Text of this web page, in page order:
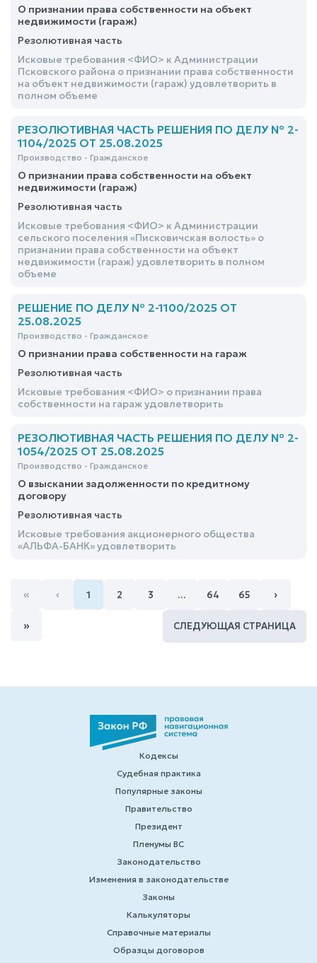
О признании права собственности на объект
недвижимости (гараж)
Резолютивная часть
Исковые требования <ФИО> к Администрации
Псковского района о признании права собственности
на объект недвижимости (гараж) удовлетворить в
полном объеме
РЕЗОЛЮТИВНАЯ ЧАСТЬ РЕШЕНИЯ ПО ДЕЛУ № 2-
1104/2025 ОТ 25.08.2025
Производство - Гражданское
О признании права собственности на объект
недвижимости (гараж)
Резолютивная часть
Исковые требования <ФИО> к Администрации
сельского поселения «Писковичская волость» о
признании права собственности на объект
недвижимости (гараж) удовлетворить в полном
объеме
РЕШЕНИЕ ПО ДЕЛУ № 2-1100/2025 ОТ
25.08.2025
Производство - Гражданское
О признании права собственности на гараж
Резолютивная часть
Исковые требования <ФИО> о признании права
собственности на гараж удовлетворить
РЕЗОЛЮТИВНАЯ ЧАСТЬ РЕШЕНИЯ ПО ДЕЛУ № 2-
1054/2025 ОТ 25.08.2025
Производство - Гражданское
О взыскании задолженности по кредитному
договору
Резолютивная часть
Исковые требования акционерного общества
«АЛЬФА-БАНК» удовлетворить
« ‹ 1 2 3 … 64 65 ›
» СЛЕДУЮЩАЯ СТРАНИЦА
Кодексы
Судебная практика
Популярные законы
Правительство
Президент
Пленумы ВС
Законодательство
Изменения в законодательстве
Законы
Калькуляторы
Справочные материалы
Образцы договоров